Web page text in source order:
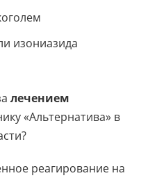
изониазида
лечением
«Альтернатива» в
реагирование на